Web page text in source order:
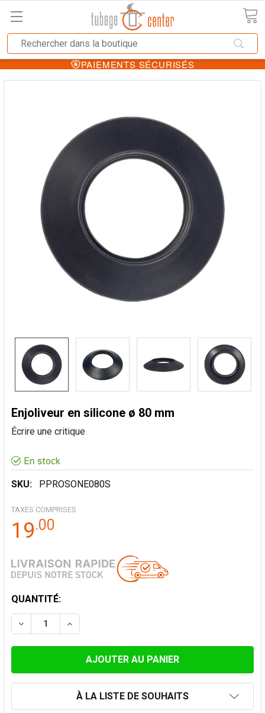
PAIEMENTS SÉCURISÉS
Enjoliveur en silicone ø 80 mm
Écrire une critique
SKU: PPROSONE080S
TAXES COMPRISES
19.00
STOCK
ACTUEL:
QUANTITÉ:
DIMINUER LA QUANTITÉ DE ENJOLIVEUR EN SILICONE
AUGMENTER LA QUANTITÉ DE ENJOLIVEUR
À LA LISTE DE SOUHAITS